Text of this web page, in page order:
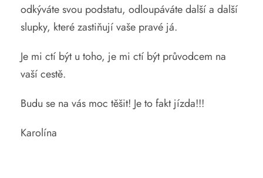
odkýváte svou podstatu, odloupáváte další a další
slupky, které zastiňují vaše pravé já.
Je mi ctí být u toho, je mi ctí být průvodcem na
vaší cestě.
Budu se na vás moc těšit! Je to fakt jízda!!!
Karolína